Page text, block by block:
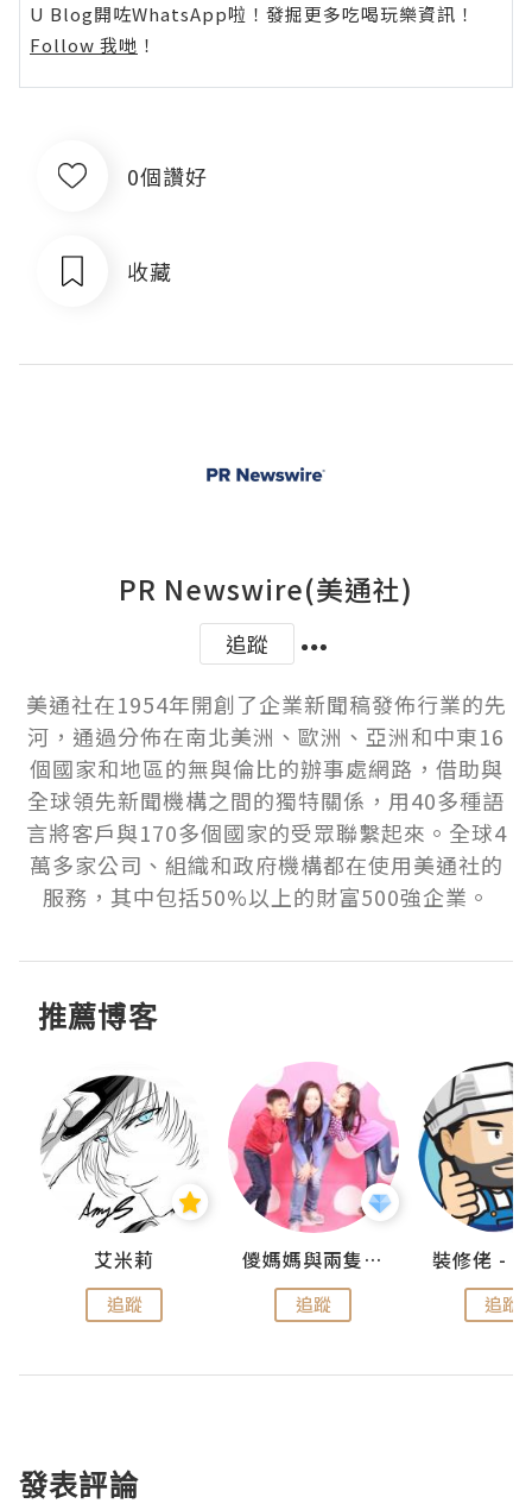
U Blog開咗WhatsApp啦！發掘更多吃喝玩樂資訊！
Follow 我哋 ！
0個讚好
收藏
PR Newswire(美通社)
追蹤
美通社在1954年開創了企業新聞稿發佈行業的先
河，通過分佈在南北美洲、歐洲、亞洲和中東16
個國家和地區的無與倫比的辦事處網路，借助與
全球領先新聞機構之間的獨特關係，用40多種語
言將客戶與170多個國家的受眾聯繫起來。全球4
萬多家公司、組織和政府機構都在使用美通社的
服務，其中包括50%以上的財富500強企業。
推薦博客
艾米莉
追蹤
儍媽媽與兩隻小魔怪之家
追蹤 追蹤
發表評論